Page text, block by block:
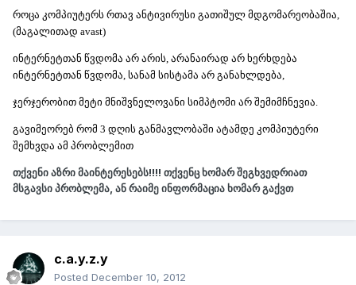
როცა კომპიუტერს რთავ ანტივირუსი გათიშულ მდგომარეობაშია,
(მაგალითად avast)
ინტერნეტთან წვდომა არ არის, არანაირად არ ხერხდება
ინტერნეტთან წვდომა, სანამ სისტამა არ განახლდება,
ჯერჯერობით მეტი მნიშვნელოვანი სიმპტომი არ შემიმჩნევია.
გავიმეორებ რომ 3 დღის განმავლობაში ატამდე კომპიუტერი
შემხვდა ამ პრობლემით
თქვენი აზრი მაინტერესებს!!!! თქვენც ხომარ შეგხვედრიათ
მსგავსი პრობლემა, ან რაიმე ინფორმაცია ხომარ გაქვთ
c.a.y.z.y
Posted December 10, 2012